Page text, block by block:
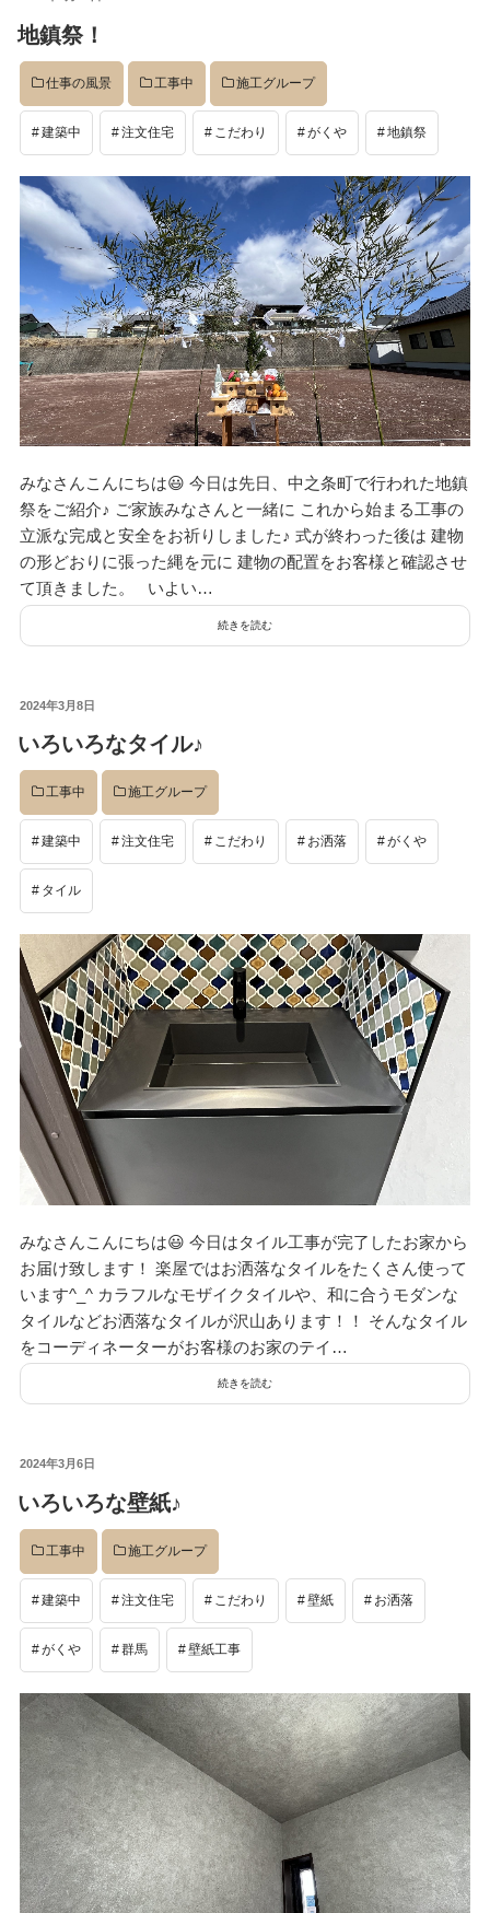
日:
地鎮祭！
仕事の風景 工事中 施工グループ
建築中 注文住宅 こだわり がくや 地鎮祭
みなさんこんにちは😃 今日は先日、中之条町で行われた地鎮
祭をご紹介♪ ご家族みなさんと一緒に これから始まる工事の
立派な完成と安全をお祈りしました♪ 式が終わった後は 建物
の形どおりに張った縄を元に 建物の配置をお客様と確認させ
て頂きました。 いよい…
続きを読む
投
日:
2024年3月8日
いろいろなタイル♪
工事中 施工グループ
建築中 注文住宅 こだわり お洒落 がくや
タイル
みなさんこんにちは😃 今日はタイル工事が完了したお家から
お届け致します！ 楽屋ではお洒落なタイルをたくさん使って
います^_^ カラフルなモザイクタイルや、和に合うモダンな
タイルなどお洒落なタイルが沢山あります！！ そんなタイル
をコーディネーターがお客様のお家のテイ…
続きを読む
投
日:
2024年3月6日
いろいろな壁紙♪
工事中 施工グループ
建築中 注文住宅 こだわり 壁紙 お洒落
がくや 群馬 壁紙工事